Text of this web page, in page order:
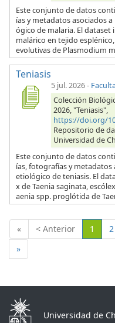
Este conjunto de datos
ías y metadatos asociados
ógico de malaria. El
malárico en tejido
evolutivas de Plasmodium
Teniasis
5 jul. 2026-
Colección
2026, "Teniasis",
https://doi.org/
Repositorio de
Universidad de
Este conjunto de datos
ías, fotografías y metadatos
etiológico de teniasis. El
x de Taenia saginata,
aenia spp. proglótida de
« < Anterior 1 2
»
Universidad de